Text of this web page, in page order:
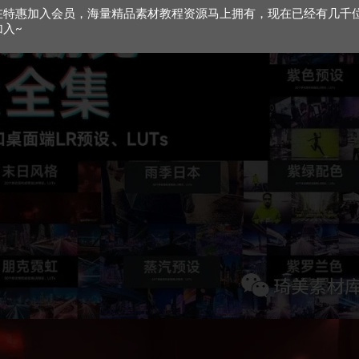
特惠加入会员，海量精品素材教程资源马上拥有，现在已经有几千
入~